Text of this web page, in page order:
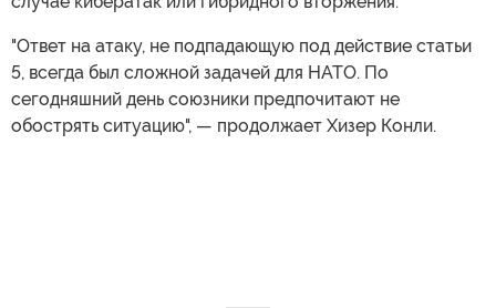
"Ответ на атаку, не подпадающую под действие статьи
5, всегда был сложной задачей для НАТО. По
сегодняшний день союзники предпочитают не
обострять ситуацию", — продолжает Хизер Конли.